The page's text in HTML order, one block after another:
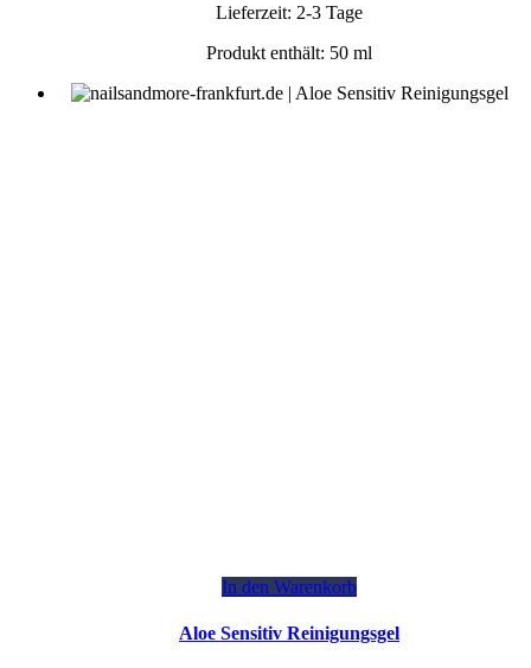
Lieferzeit: 2-3 Tage
Produkt enthält: 50 ml
In den Warenkorb
Aloe Sensitiv Reinigungsgel